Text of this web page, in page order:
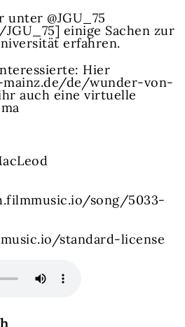
@JGU_75
einige Sachen zur
erfahren.
Hier
de/wunder-von-
auch eine virtuelle
song/5033-
standard-license